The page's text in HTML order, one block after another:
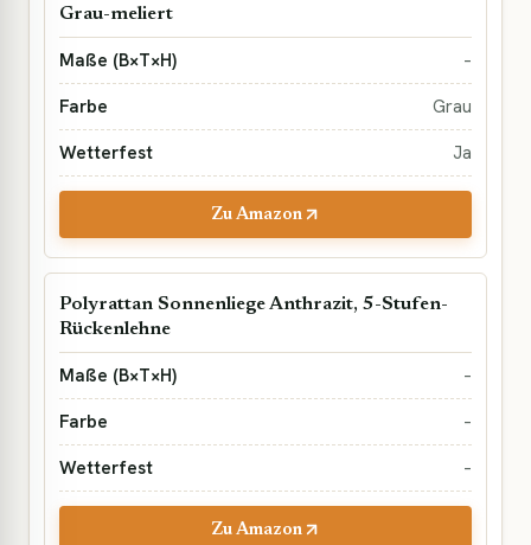
Grau-meliert
–
Grau
Ja
Zu Amazon
Polyrattan Sonnenliege Anthrazit, 5-Stufen-
Rückenlehne
–
–
–
Zu Amazon